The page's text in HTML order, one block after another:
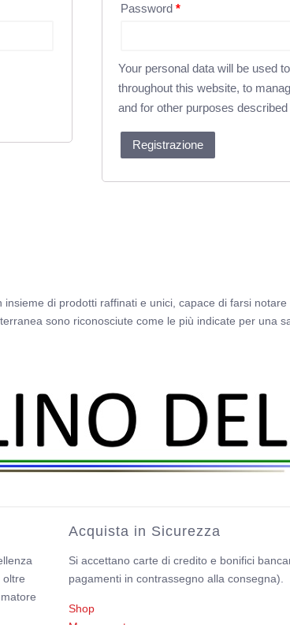
Password*
Your personal data will be used
throughout this website, to
and for other purposes described
Registrazione
di prodotti raffinati e unici, capace di farsi
sono riconosciute come le più indicate per una
oltre
Acquista in Sicurezza
Si accettano carte di credito e bonifici
pagamenti in contrassegno alla consegna).
Shop